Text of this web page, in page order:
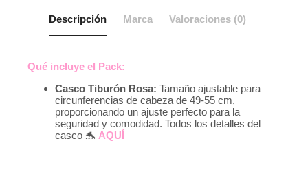
Descripción Marca Valoraciones (0)
Qué incluye el Pack:
Casco Tiburón Rosa: Tamaño ajustable para
circunferencias de cabeza de 49-55 cm,
proporcionando un ajuste perfecto para la
seguridad y comodidad. Todos los detalles del
casco 🐬 AQUÍ